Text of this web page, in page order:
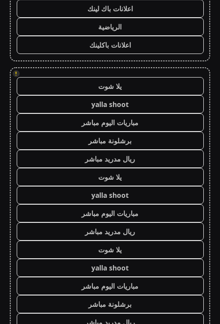
اعلانات باك لينك
الرياضية
اعلانات باكلينك
!
يلا شوت
yalla shoot
مباريات اليوم مباشر
برشلونة مباشر
ريال مدريد مباشر
يلا شوت
yalla shoot
مباريات اليوم مباشر
ريال مدريد مباشر
يلا شوت
yalla shoot
مباريات اليوم مباشر
برشلونة مباشر
ريال مدريد مباشر